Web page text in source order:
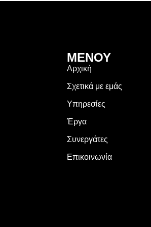
ΜΕΝΟΥ
Αρχική
Σχετικά με εμάς
Υπηρεσίες
Έργα
Συνεργάτες
Επικοινωνία